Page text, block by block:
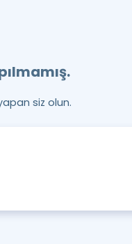
siz olun.